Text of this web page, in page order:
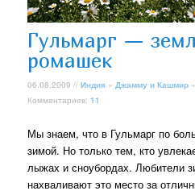
Гульмарг —
ромашек
06.08.2009 //Индия »Джамму и Кашмир
Комментариев:11
Мы знаем, что в Гульмарг по
зимой. Но только тем, кто
лыжах и сноубордах. Любители
нахваливают это место за